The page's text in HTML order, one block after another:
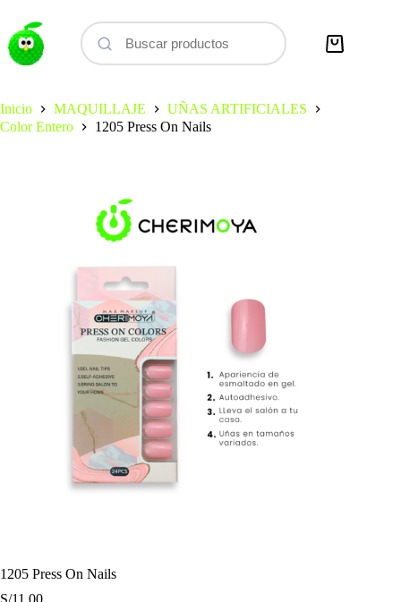
contenido
Carro
Inicio
MAQUILLAJE
UÑAS ARTIFICIALES
Color Entero
1205 Press On Nails
1205 Press On Nails
S/11.00